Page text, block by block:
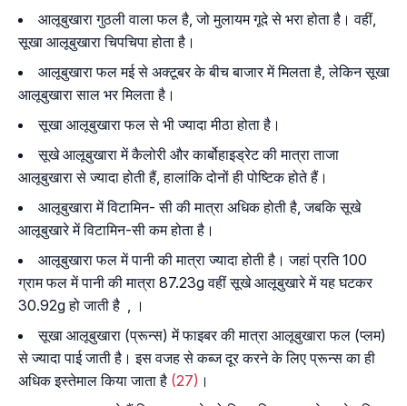
आलूबुखारा गुठली वाला फल है, जो मुलायम गूदे से भरा होता है। वहीं,
सूखा आलूबुखारा चिपचिपा होता है।
आलूबुखारा फल मई से अक्टूबर के बीच बाजार में मिलता है, लेकिन सूखा
आलूबुखारा साल भर मिलता है।
सूखा आलूबुखारा फल से भी ज्यादा मीठा होता है।
सूखे आलूबुखारा में कैलोरी और कार्बोहाइड्रेट की मात्रा ताजा
आलूबुखारा से ज्यादा होती हैं, हालांकि दोनों ही पोष्टिक होते हैं।
आलूबुखारा में विटामिन- सी की मात्रा अधिक होती है, जबकि सूखे
आलूबुखारे में विटामिन-सी कम होता है।
आलूबुखारा फल में पानी की मात्रा ज्यादा होती है। जहां प्रति 100
ग्राम फल में पानी की मात्रा 87.23g वहीं सूखे आलूबुखारे में यह घटकर
30.92g हो जाती है , ।
सूखा आलूबुखारा (प्रून्स) में फाइबर की मात्रा आलूबुखारा फल (प्लम)
से ज्यादा पाई जाती है। इस वजह से कब्ज दूर करने के लिए प्रून्स का ही
अधिक इस्तेमाल किया जाता है (27) ।